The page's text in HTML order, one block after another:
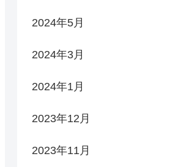
2024年5月
2024年3月
2024年1月
2023年12月
2023年11月